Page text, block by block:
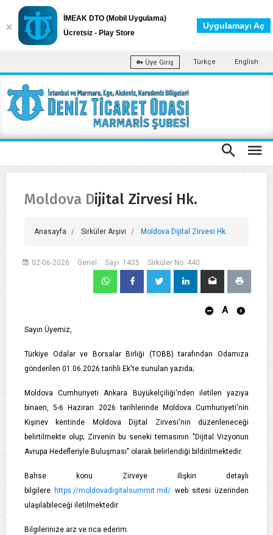
Üye Giriş Türkçe English
Moldova Dijital Zirvesi Hk.
Anasayfa Sirküler Arşivi Moldova Dijital Zirvesi Hk.
02-06-2026 Genel Sayı: 1435 Sirküler No: 440
A
Sayın Üyemiz,
Türkiye Odalar ve Borsalar Birliği (TOBB) tarafından Odamıza
gönderilen 01.06.2026 tarihli Ek'te sunulan yazıda;
Moldova Cumhuriyeti Ankara Büyükelçiliği'nden iletilen yazıya
binaen, 5-6 Haziran 2026 tarihlerinde Moldova Cumhuriyeti'nin
Kişinev kentinde Moldova Dijital Zirvesi'nin düzenleneceği
belirtilmekte olup; Zirvenin bu seneki temasının "Dijital Vizyonun
Avrupa Hedefleriyle Buluşması" olarak belirlendiği bildirilmektedir.
Bahse konu Zirveye ilişkin detaylı
bilgilere https://moldovadigitalsummit.md/ web sitesi üzerinden
ulaşılabileceği iletilmektedir.
Bilgilerinize arz ve rica ederim.
İMEAK DTO (Mobil Uygulama)
Ücretsiz - Play Store
Uygulamayı Aç